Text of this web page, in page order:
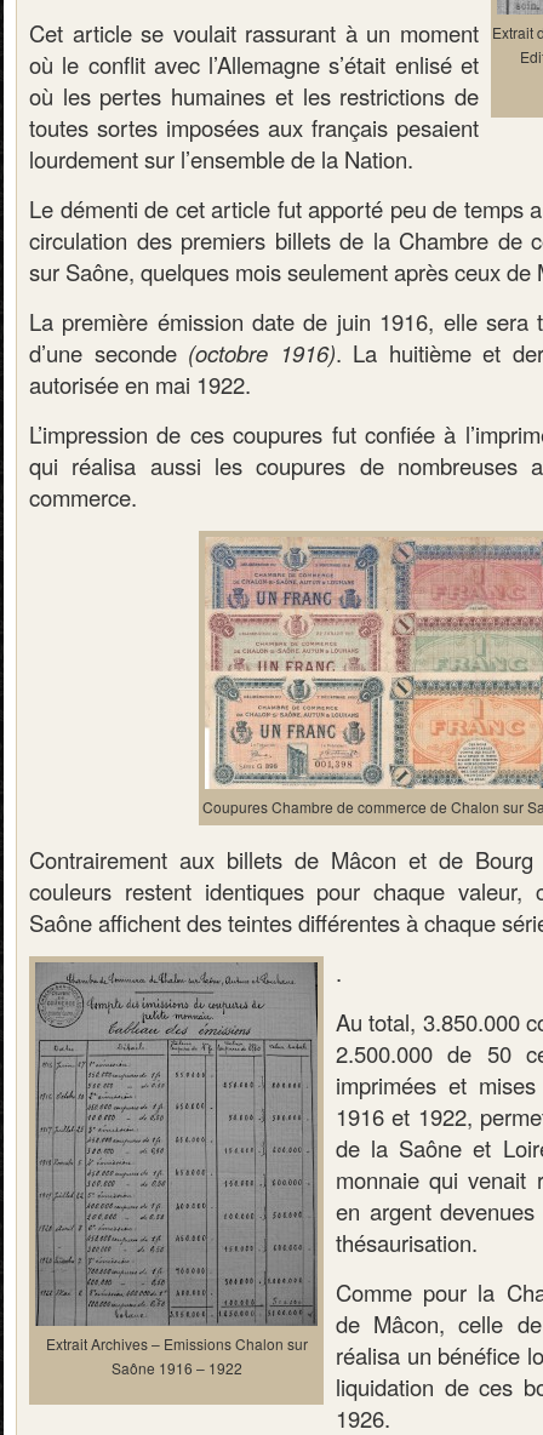
Extrait
Cet article se voulait rassurant à un moment
où le conflit avec l’Allemagne s’était enlisé et
où les pertes humaines et les restrictions de
toutes sortes imposées aux français pesaient
lourdement sur l’ensemble de la Nation.
Le démenti de cet article fut apporté peu de temps
circulation des premiers billets de la Chambre de
sur Saône, quelques mois seulement après ceux de
La première émission date de juin 1916, elle sera
d’une seconde (octobre 1916). La huitième et
autorisée en mai 1922.
L’impression de ces coupures fut confiée à
qui réalisa aussi les coupures de nombreuses
commerce.
Coupures Chambre de commerce de Chalon sur
Contrairement aux billets de Mâcon et de
couleurs restent identiques pour chaque valeur,
Saône affichent des teintes différentes à chaque
Extrait Archives – Emissions Chalon sur
Saône 1916 – 1922
.
Au total, 3.850.000
2.500.000 de 50
imprimées et
1916 et 1922,
de la Saône et
monnaie qui venait
en argent
thésaurisation.
Comme pour la
de Mâcon, celle
réalisa un bénéfice
liquidation de ces
1926.